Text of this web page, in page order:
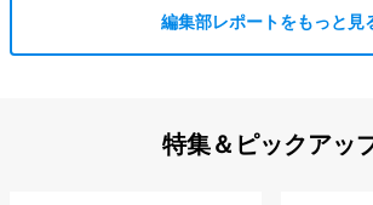
編集部レポートをもっと見
特集＆ピックアッ